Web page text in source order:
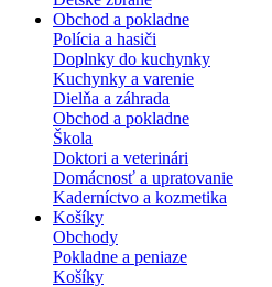
Obchod a pokladne
Polícia a hasiči
Doplnky do kuchynky
Kuchynky a varenie
Dielňa a záhrada
Obchod a pokladne
Škola
Doktori a veterinári
Domácnosť a upratovanie
Kaderníctvo a kozmetika
Košíky
Obchody
Pokladne a peniaze
Košíky